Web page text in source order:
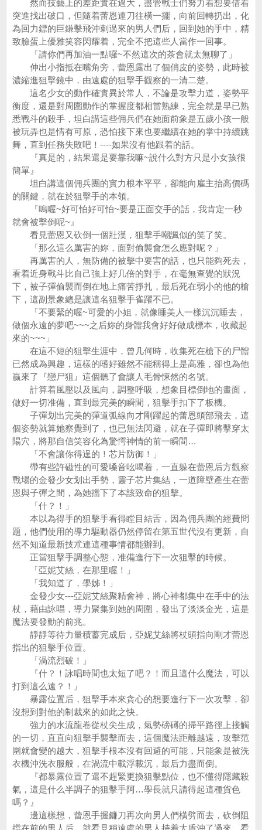
然而技藝上的差距實在過大，盡管戰士們努力着想要借着
突進找出破口，但隨着蕾恩連刀往橫一擺，向前回轉扔出，化
為回力鏢的巨鎌擊飛沖刺過來的男人們后，回到她的手中，精
致臉蛋上優雅笑容閃耀着，完全不把這些人當作一回事。
「請你們再加油一點囉~不然這次的茶會就太無聊了」
伸出小指抵在嘴角旁，蕾恩露出了個俏皮的姿勢，此時被
濃縮進狙擊鏡中，由遠處的狙擊手觀察的一清二楚。
這名少女的動作確實異於常人，不論是攻擊力道，姿勢平
衡度，還是對周圍動作的掌握度都相當熟練，完全就是早已熟
悉戰斗的殺手，坦白講這些佣兵們在她面前象是五歲小孩一般
被玩弄也是情有可原，恐怕接下來也要繼續在她的掌中持續跳
舞，直到任務失敗吧！----如果沒有他跟着的話。
『真是的，結果還是要靠我嘛~說什么對方只是小女孩很
簡單』
坦白講這個佣兵團的實力根本平平，卻能向雇主抬高價碼
的關鍵，就在於狙擊手的本領。
『嗚喔~好可怕好可怕~要是正面交手的話，我肯定一秒
就會被擊倒呢~』
看見蕾恩又砍倒一個壯漢，狙擊手嘲諷似的笑了笑。
「那么這么厲害的妳，面對偷襲會怎么應對呢？」
再厲害的人，無防備的被擊中要害的話，也只能夠死去，
看着近身戰斗比自己強上好几倍的對手，在毫無查覺的狀況
下，被子彈偷襲而倒在地上痛苦掙扎，最后死在弱小的他的槍
下，這副景象總是讓這名狙擊手雀躍不已。
「不要緊的喔~可愛的小姐，就像睡美人一樣沉沉睡去，
做個永遠的夢吧~~~之后妳的身體我會好好做成標本，收藏起
來的~~~」
在這不短的狙擊生涯中，曾几何時，收集死在槍下的尸體
已然成為興趣，這樣的嗜好雖然不能稱得上是高雅，卻也為他
贏來了『戀尸狙』這個聽了會讓人毛骨悚然的名號。
計算着風壓以及風向，調整呼吸，想象目標倒地的畫面，
做好一切准備，直到最完美的瞬間，狙擊手扣下了板機。
子彈划出完美的彈道弧線向才剛躍起的蕾恩頭部飛去，這
個姿勢就算她察覺到了，也已無法閃避，就在子彈即將擊穿太
陽穴，將那自信笑容化為驚愕神情的前一瞬間…
「不會讓你得逞的！芯片防御！」
帶有些許磁性的可愛嗓音吆喝着，一直躲在蕾恩后方觀察
戰場的金發少女划出手勢，靈子芯片集結，一道障壁產生在蕾
恩與子彈之間，為她擋下了本該致命的狙擊。
「什？！」
本以為得手的狙擊手看得瞠目結舌，因為佣兵團的經費問
題，他們使用的導力驅動器仍然停留在第五世代沒有更新，自
然不知道最新技朮連這種事情都能辦到。
正當狙擊手調整心態，准備進行下一次狙擊的時候。
「亞妮艾絲，在那里喔！」
「我知道了，學姊！」
金發少女---亞妮艾絲聚精會神，將心神都集中在手中的法
杖，藉由詠唱，導力聚集到她的周圍，發出了淡淡金光，這是
魔法要發動的前兆。
靜靜等待力量積蓄完成后，亞妮艾絲將杖頭指向剛才蕾恩
指出的狙擊手位置。
「渦流烈破！」
『什？！詠唱時間也太短了吧？！而且這什么魔法，可以
打到這么遠？！』
暴露位置后，狙擊手本來貪心的想要進行下一次攻擊，卻
沒想到對他的制裁來的如此之快。
強力的水流龍卷從杖尖生成，氣勢磅礡的掃平路徑上接觸
的一切，直直向狙擊手襲擊而去，這個魔法距離越遠，攻擊范
圍就會變的越大，狙擊手根本沒有回避的可能，只能象是被洗
衣機沖洗衣服般，在渦流中載浮載沉，最后力盡而倒。
『都暴露位置了還不趕緊更換狙擊點位，也不懂得隱藏殺
氣，這是什么半調子的狙擊手阿…學長就只請得起這種貨色
嗎？』
邊這樣想，蕾恩手握鐮刀再次向男人們橫劈而去，砍倒阻
擋在前的男人后，就看見稍遠處的男人持着大盾沖了過來，看